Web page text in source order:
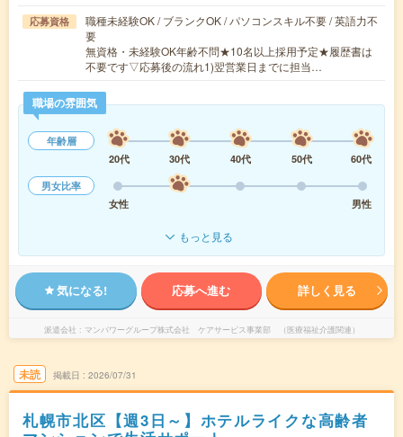
応募資格
職種未経験OK / ブランクOK / パソコンスキル不要 / 英語力不
要
無資格・未経験OK年齢不問★10名以上採用予定★履歴書は
不要です▽応募後の流れ1)翌営業日までに担当…
職場の雰囲気
年齢層
20代
30代 40代 50代
60代
男女比率
女性
男性
もっと見る
気になる! 応募へ進む 詳しく見る
派遣会社 マンパワーグループ株式会社 ケアサービス事業部 （医療福祉介護関連）
未読 掲載日 2026/07/31
札幌市北区【週3日～】ホテルライクな高齢者